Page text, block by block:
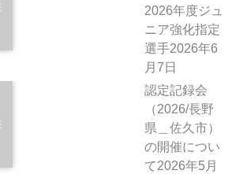
2026年度ジュ
ニア強化指定
選手2026年6
月7日
認定記録会
（2026/長野
県＿佐久市）
の開催につい
て2026年5月